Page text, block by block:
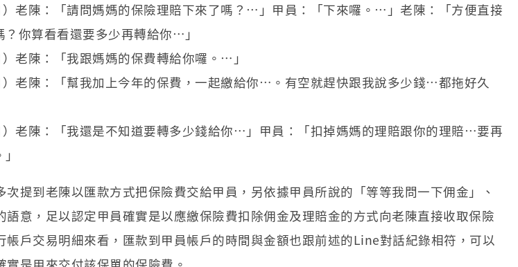
）老陳：「請問媽媽的保險理賠下來了嗎？…」甲員：「下來囉。…」老陳：「方便直接
？你算看看還要多少再轉給你…」
）老陳：「我跟媽媽的保費轉給你囉。…」
）老陳：「幫我加上今年的保費，一起繳給你…。有空就趕快跟我說多少錢…都拖好久
）老陳：「我還是不知道要轉多少錢給你…」甲員：「扣掉媽媽的理賠跟你的理賠…要再
次提到老陳以匯款方式把保險費交給甲員，另依據甲員所說的「等等我問一下佣金」、
語意，足以認定甲員確實是以應繳保險費扣除佣金及理賠金的方式向老陳直接收取保險
帳戶交易明細來看，匯款到甲員帳戶的時間與金額也跟前述的Line對話紀錄相符，可以